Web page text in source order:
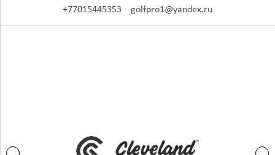
+77015445353 golfpro1@yandex.ru